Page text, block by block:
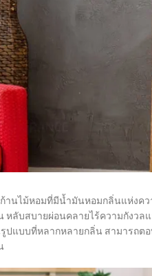
นไม้หอมที่มีน้ำมันหอมกลิ่นแห่ง
ลับสบายผ่อนคลายไร้ความกังว
ปแบบที่หลากหลายกลิ่น สามารถ